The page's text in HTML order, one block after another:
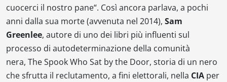
cuocerci il nostro pane“. Così ancora parlava, a pochi
anni dalla sua morte (avvenuta nel 2014), Sam
Greenlee, autore di uno dei libri più influenti sul
processo di autodeterminazione della comunità
nera, The Spook Who Sat by the Door, storia di un nero
che sfrutta il reclutamento, a fini elettorali, nella CIA per